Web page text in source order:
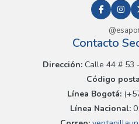
Contacto
Dirección:Calle 44 # 53 -
Código
Línea Bogotá:
Línea Nacional: